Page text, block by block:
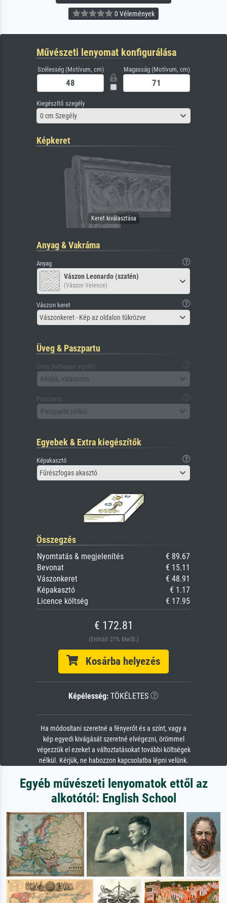
0 Vélemények
Művészeti lenyomat konfigurálása
Szélesség (Motívum, cm) Magasság (Motívum, cm)
Kiegészítő szegély
0 cm Szegély
Képkeret
Anyag & Vakráma
Anyag
Vászon Leonardo (szatén)
(Vászon Velence)
Vászon keret
Vászonkeret - Kép az oldalon tükrözve
Üveg & Paszpartu
Üveg (hátlappal együtt)
Kérjük, válasszon
Paszpartu
Paszpartu nélkül
Egyebek & Extra kiegészítők
Képakasztó
Fűrészfogas akasztó
Összegzés
Nyomtatás & megjelenítés
€ 89.67
Bevonat
€ 15.11
Vászonkeret
€ 48.91
Képakasztó
€ 1.17
Licence költség
€ 17.95
€ 172.81
(Enthält 27% MwSt.)
Kosárba helyezés
Képélesség: TÖKÉLETES
Ha módosítani szeretné a fényerőt és a színt, vagy a
kép egyedi kivágását szeretné elvégezni, örömmel
végezzük el ezeket a változtatásokat további költségek
nélkül. Kérjük, ne habozzon kapcsolatba lépni velünk.
Egyéb művészeti lenyomatok ettől az
alkotótól: English School